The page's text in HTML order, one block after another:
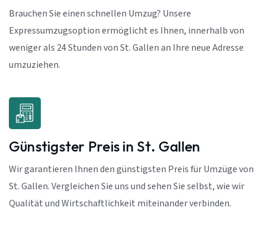
Brauchen Sie einen schnellen Umzug? Unsere
Expressumzugsoption ermöglicht es Ihnen, innerhalb von
weniger als 24 Stunden von St. Gallen an Ihre neue Adresse
umzuziehen.
Günstigster Preis in St. Gallen
Wir garantieren Ihnen den günstigsten Preis für Umzüge von
St. Gallen. Vergleichen Sie uns und sehen Sie selbst, wie wir
Qualität und Wirtschaftlichkeit miteinander verbinden.